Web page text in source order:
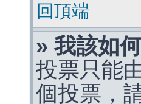
回頂端
» 我該如
投票只能
個投票，